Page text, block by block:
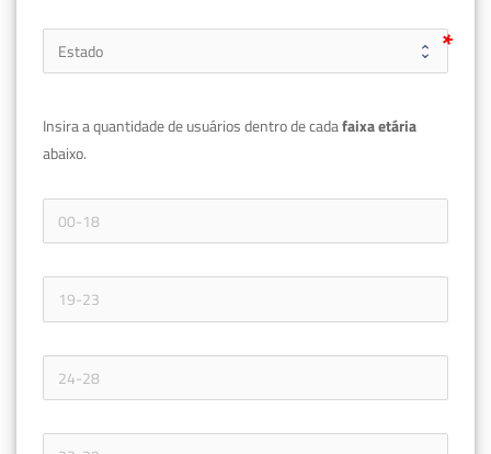
Insira a quantidade de usuários dentro de cada
abaixo.